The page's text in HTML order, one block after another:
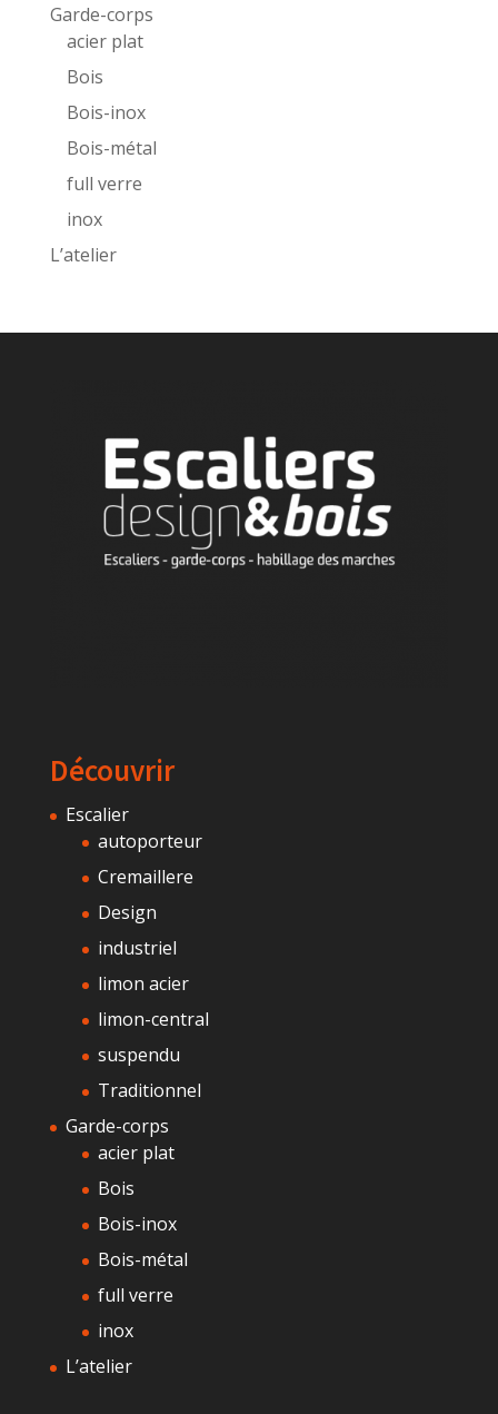
Garde-corps
acier plat
Bois
Bois-inox
Bois-métal
full verre
inox
L’atelier
Découvrir
Escalier
autoporteur
Cremaillere
Design
industriel
limon acier
limon-central
suspendu
Traditionnel
Garde-corps
acier plat
Bois
Bois-inox
Bois-métal
full verre
inox
L’atelier